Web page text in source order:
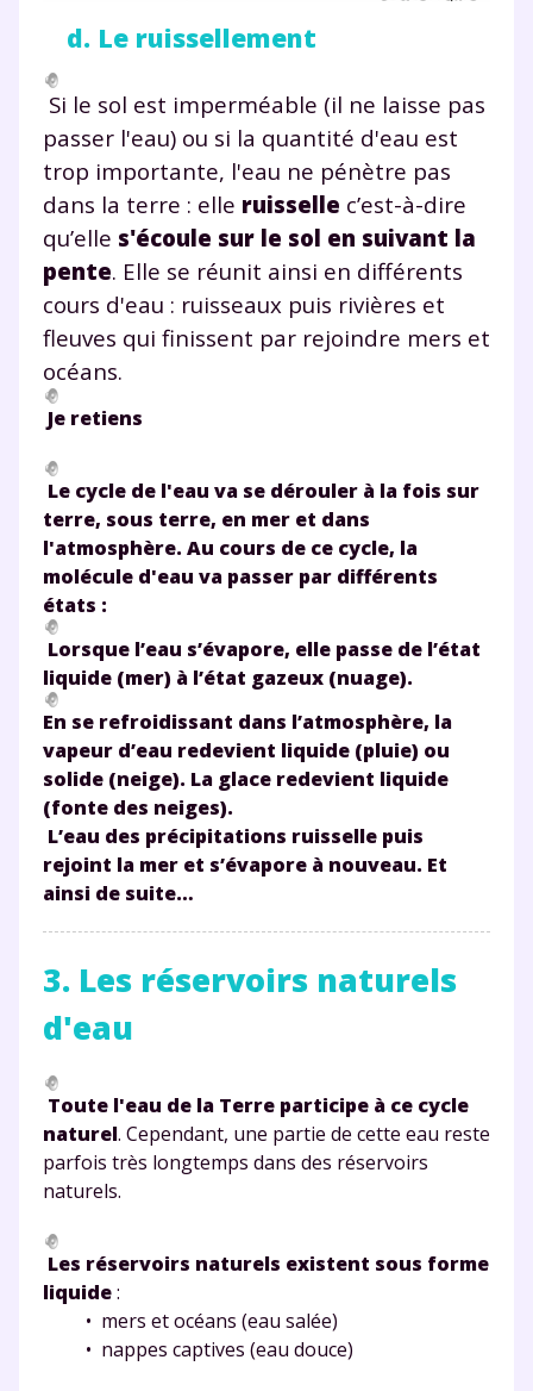
d. Le ruissellement
Si le sol est imperméable (il ne laisse pas
passer l'eau) ou si la quantité d'eau est
trop importante, l'eau ne pénètre pas
dans la terre : elle ruisselle c’est-à-dire
qu’elle s'écoule sur le sol en suivant la
pente. Elle se réunit ainsi en différents
cours d'eau : ruisseaux puis rivières et
fleuves qui finissent par rejoindre mers et
océans.
Je retiens
Le cycle de l'eau va se dérouler à la fois sur
terre, sous terre, en mer et dans
l'atmosphère. Au cours de ce cycle, la
molécule d'eau va passer par différents
états :
Lorsque l’eau s’évapore, elle passe de l’état
liquide (mer) à l’état gazeux (nuage).
En se refroidissant dans l’atmosphère, la
vapeur d’eau redevient liquide (pluie) ou
solide (neige). La glace redevient liquide
(fonte des neiges).
L’eau des précipitations ruisselle puis
rejoint la mer et s’évapore à nouveau. Et
ainsi de suite…
3. Les réservoirs naturels
d'eau
Toute l'eau de la Terre participe à ce cycle
naturel. Cependant, une partie de cette eau reste
parfois très longtemps dans des réservoirs
naturels.
Les réservoirs naturels existent sous forme
liquide:
• mers et océans (eau salée)
• nappes captives (eau douce)
Envie de progresser
et de réussir votre
année scolaire ?
Testez gratuitement
plateforme de soutien
scolaire !
Fiches de cours et vidéos,exercices
corrigés,podcasts de révisions
Unespace dédié aux parents pour
suivre les progrès
Des profs expérimentés disponibles
à la demande par tchat, audio ou
vidéo